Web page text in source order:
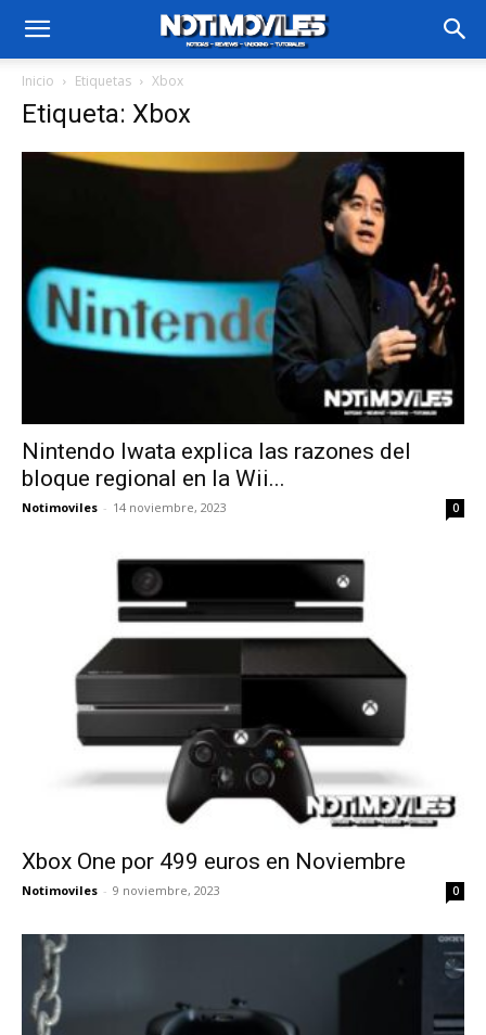
Inicio Etiquetas Xbox
Etiqueta: Xbox
Nintendo Iwata explica las razones del
bloque regional en la Wii...
Notimoviles - 14 noviembre, 2023 0
Xbox One por 499 euros en Noviembre
Notimoviles - 9 noviembre, 2023 0